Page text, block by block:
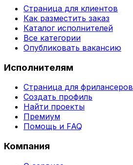
Страница для клиентов
Как разместить заказ
Каталог исполнителей
Все категории
Опубликовать вакансию
Исполнителям
Страница для фрилансеров
Создать профиль
Найти проекты
Премиум
Помощь и FAQ
Компания